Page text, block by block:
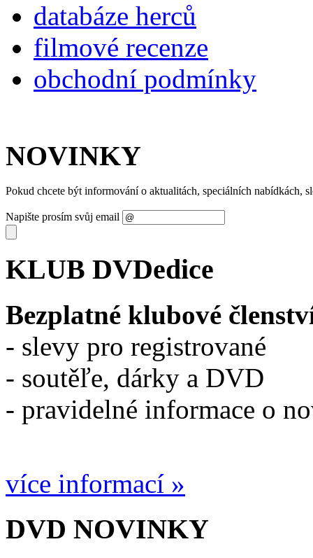
databáze herců
filmové recenze
obchodní podmínky
NOVINKY
Pokud chcete být informování o aktualitách, speciálních nabídkách,
Napište prosím svůj email
KLUB DVDedice
Bezplatné klubové
- slevy pro registrované
- soutěľe, dárky a DVD
- pravidelné informace o
více informací »
DVD NOVINKY